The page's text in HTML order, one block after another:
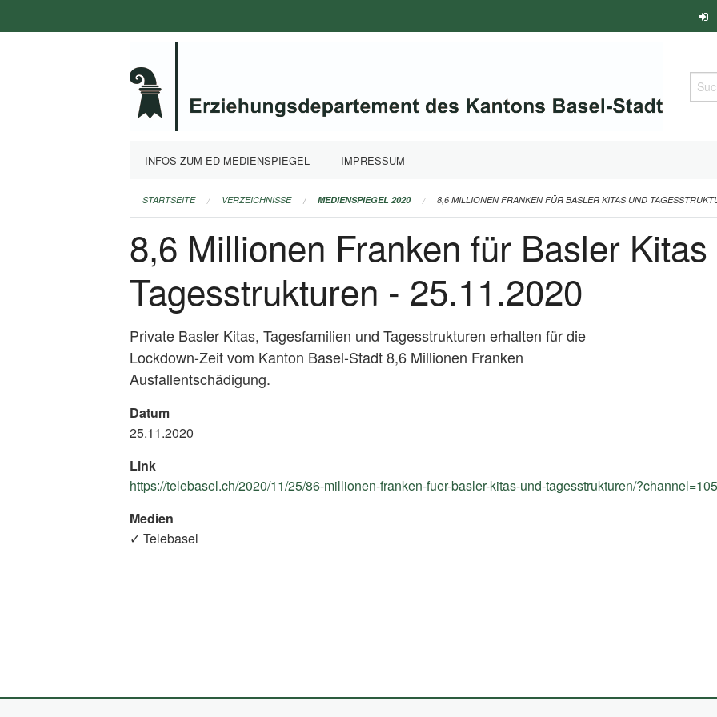
überspringen
Suche
INFOS ZUM ED-MEDIENSPIEGEL IMPRESSUM
STARTSEITE VERZEICHNISSE MEDIENSPIEGEL 2020 8,6 MILLIONEN FRANKEN FÜR BASLER KITAS UND
8,6 Millionen Franken für Basler Kitas
Tagesstrukturen - 25.11.2020
Private Basler Kitas, Tagesfamilien und Tagesstrukturen erhalten für die
Lockdown-Zeit vom Kanton Basel-Stadt 8,6 Millionen Franken
Ausfallentschädigung.
Datum
25.11.2020
Link
https://telebasel.ch/2020/11/25/86-millionen-franken-fuer-basler-kitas-und-tagesstrukturen/
Medien
✓ Telebasel